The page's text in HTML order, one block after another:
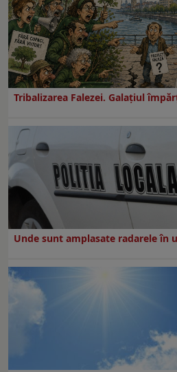
Tribalizarea Falezei. Galațiul
Unde sunt amplasate radarele în